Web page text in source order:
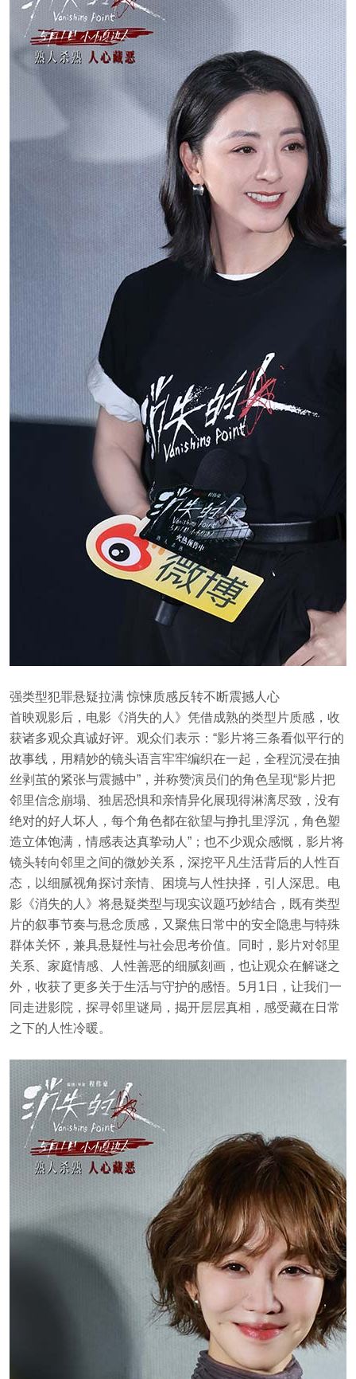
强类型犯罪悬疑拉满 惊悚质感反转不断震撼人心
首映观影后，电影《消失的人》凭借成熟的类型片质感，收
获诸多观众真诚好评。观众们表示：“影片将三条看似平行的
故事线，用精妙的镜头语言牢牢编织在一起，全程沉浸在抽
丝剥茧的紧张与震撼中”，并称赞演员们的角色呈现“影片把
邻里信念崩塌、独居恐惧和亲情异化展现得淋漓尽致，没有
绝对的好人坏人，每个角色都在欲望与挣扎里浮沉，角色塑
造立体饱满，情感表达真挚动人”；也不少观众感慨，影片将
镜头转向邻里之间的微妙关系，深挖平凡生活背后的人性百
态，以细腻视角探讨亲情、困境与人性抉择，引人深思。电
影《消失的人》将悬疑类型与现实议题巧妙结合，既有类型
片的叙事节奏与悬念质感，又聚焦日常中的安全隐患与特殊
群体关怀，兼具悬疑性与社会思考价值。同时，影片对邻里
关系、家庭情感、人性善恶的细腻刻画，也让观众在解谜之
外，收获了更多关于生活与守护的感悟。5月1日，让我们一
同走进影院，探寻邻里谜局，揭开层层真相，感受藏在日常
之下的人性冷暖。